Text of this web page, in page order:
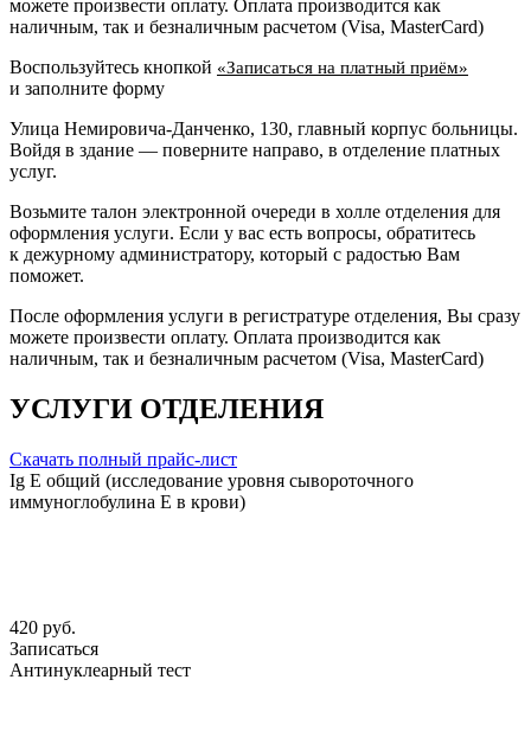
можете произвести оплату. Оплата производится как
наличным, так и безналичным расчетом (Visa, MasterCard)
Воспользуйтесь кнопкой «Записаться на платный приём»
и заполните форму
Улица Немировича-Данченко, 130, главный корпус больницы.
Войдя в здание — поверните направо, в отделение платных
услуг.
Возьмите талон электронной очереди в холле отделения для
оформления услуги. Если у вас есть вопросы, обратитесь
к дежурному администратору, который с радостью Вам
поможет.
После оформления услуги в регистратуре отделения, Вы сразу
можете произвести оплату. Оплата производится как
наличным, так и безналичным расчетом (Visa, MasterCard)
УСЛУГИ ОТДЕЛЕНИЯ
Скачать полный прайс-лист
Ig Е общий (исследование уровня сывороточного
иммуноглобулина Е в крови)
420 руб.
Записаться
Антинуклеарный тест